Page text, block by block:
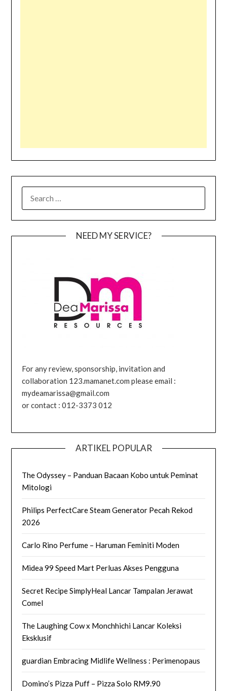
FOR:
NEED MY SERVICE?
For any review, sponsorship, invitation and
collaboration 123.mamanet.com please email :
mydeamarissa@gmail.com
or contact : 012-3373 012
ARTIKEL POPULAR
The Odyssey – Panduan Bacaan Kobo untuk Peminat
Mitologi
Philips PerfectCare Steam Generator Pecah Rekod
2026
Carlo Rino Perfume – Haruman Feminiti Moden
Midea 99 Speed Mart Perluas Akses Pengguna
Secret Recipe SimplyHeal Lancar Tampalan Jerawat
Comel
The Laughing Cow x Monchhichi Lancar Koleksi
Eksklusif
guardian Embracing Midlife Wellness : Perimenopaus
Domino’s Pizza Puff – Pizza Solo RM9.90